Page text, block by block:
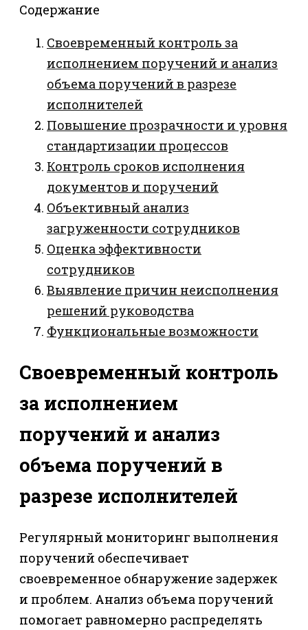
Содержание
Своевременный контроль за
исполнением поручений и анализ
объема поручений в разрезе
исполнителей
Повышение прозрачности и уровня
стандартизации процессов
Контроль сроков исполнения
документов и поручений
Объективный анализ
загруженности сотрудников
Оценка эффективности
сотрудников
Выявление причин неисполнения
решений руководства
Функциональные возможности
Своевременный контроль
за исполнением
поручений и анализ
объема поручений в
разрезе исполнителей
Регулярный мониторинг выполнения
поручений обеспечивает
своевременное обнаружение задержек
и проблем. Анализ объема поручений
помогает равномерно распределять